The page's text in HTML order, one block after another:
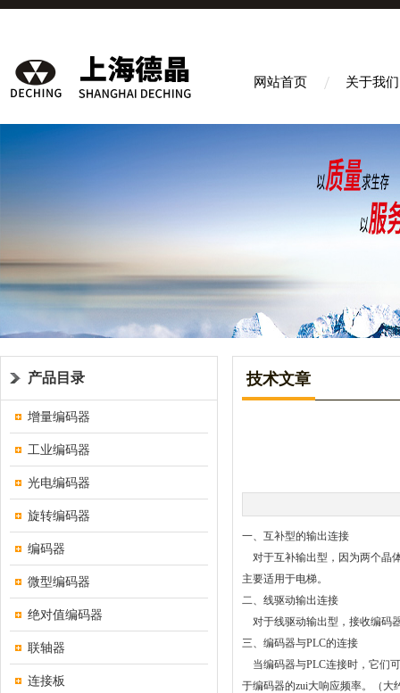
网站首页 关于我们
产品目录
增量编码器
工业编码器
光电编码器
旋转编码器
编码器
微型编码器
绝对值编码器
联轴器
连接板
技术文章
一、互补型的输出连接
对于互补输出型，因为两个晶
主要适用于电梯。
二、线驱动输出连接
对于线驱动输出型，接收编码
三、编码器与PLC的连接
当编码器与PLC连接时，它们
于编码器的zui大响应频率。（大